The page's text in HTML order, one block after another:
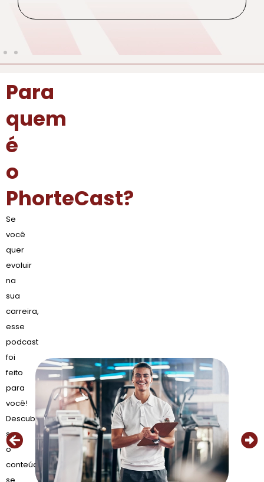
Para
quem
é
o
PhorteCast?
Se
você
quer
evoluir
na
sua
carreira,
esse
podcast
foi
feito
para
você!
Descubra
se
o
conteúdo